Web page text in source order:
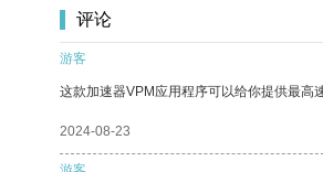
评论
游客
这款加速器VPM应用程序可以给你提供最高
2024-08-23